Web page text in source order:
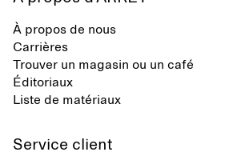
À propos de nous
Carrières
Trouver un magasin ou un café
Éditoriaux
Liste de matériaux
Service client